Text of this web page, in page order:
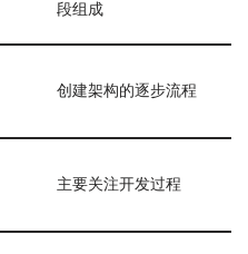
段组成
创建架构的逐步流程
主要关注开发过程